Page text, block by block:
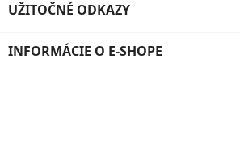
UŽITOČNÉ ODKAZY
INFORMÁCIE O E-SHOPE